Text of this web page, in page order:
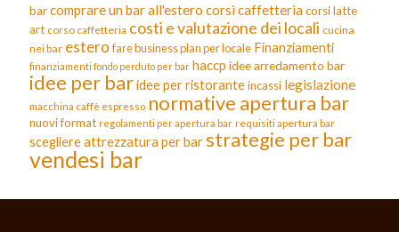
barcomprare un bar all'estero corsi caffetteriacorsi latte
art corso caffetteria costi e valutazione dei locali cucina
nei bar estero fare business plan per locale Finanziamenti
finanziamenti fondo perduto per bar haccp idee arredamento bar
idee per baridee per ristoranteincassi legislazione
macchina caffè espresso normative apertura bar
nuovi format regolamenti per apertura bar requisiti apertura bar
scegliere attrezzatura per bar strategie per bar
vendesi bar